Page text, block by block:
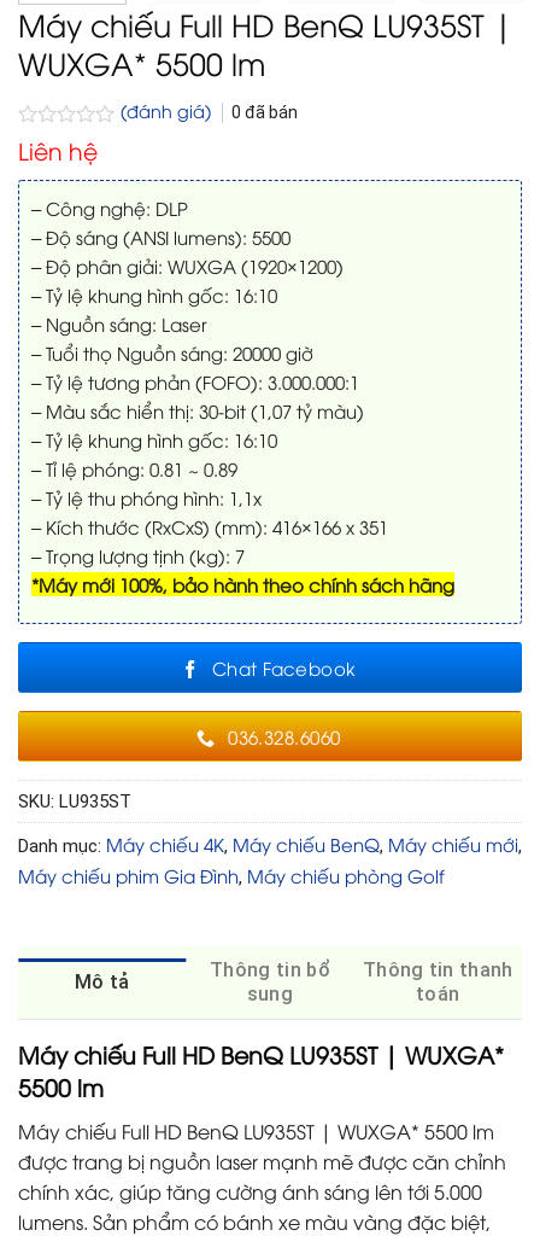
Máy chiếu Full HD BenQ LU935ST |
WUXGA* 5500 lm
Được
xếp
hạng
0
5
sao
(đánh giá) 0 đã bán
Liên hệ
– Công nghệ: DLP
– Độ sáng (ANSI lumens): 5500
– Độ phân giải: WUXGA (1920×1200)
– Tỷ lệ khung hình gốc: 16:10
– Nguồn sáng: Laser
– Tuổi thọ Nguồn sáng: 20000 giờ
– Tỷ lệ tương phản (FOFO): 3.000.000:1
– Màu sắc hiển thị: 30-bit (1,07 tỷ màu)
– Tỷ lệ khung hình gốc: 16:10
– Tỉ lệ phóng: 0.81 ~ 0.89
– Tỷ lệ thu phóng hình: 1,1x
– Kích thước (RxCxS) (mm): 416×166 x 351
– Trọng lượng tịnh (kg): 7
*Máy mới 100%, bảo hành theo chính sách hãng
Chat Facebook
036.328.6060
SKU: LU935ST
Danh mục: Máy chiếu 4K, Máy chiếu BenQ, Máy chiếu mới,
Máy chiếu phim Gia Đình, Máy chiếu phòng Golf
Mô tả
Thông tin bổ
sung
Thông tin thanh
toán
Máy chiếu Full HD BenQ LU935ST | WUXGA*
5500 lm
Máy chiếu Full HD BenQ LU935ST | WUXGA* 5500 lm
được trang bị nguồn laser mạnh mẽ được căn chỉnh
chính xác, giúp tăng cường ánh sáng lên tới 5.000
lumens. Sản phẩm có bánh xe màu vàng đặc biệt,